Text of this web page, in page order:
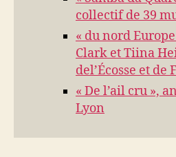
collectif de 39
« du nord
Clark et Tiina
del’Écosse et de
« De l’ail cru »,
Lyon